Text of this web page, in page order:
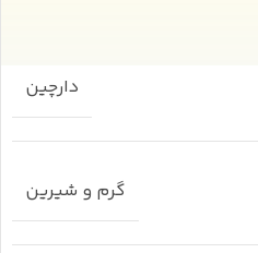
دارچین
گرم و شیرین